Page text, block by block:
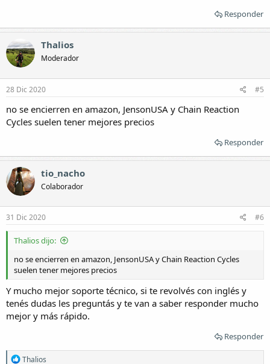
Responder
Thalios
Moderador
28 Dic 2020 #5
no se encierren en amazon, JensonUSA y Chain Reaction
Cycles suelen tener mejores precios
Responder
tio_nacho
Colaborador
31 Dic 2020 #6
Thalios dijo:
no se encierren en amazon, JensonUSA y Chain Reaction Cycles
suelen tener mejores precios
Y mucho mejor soporte técnico, si te revolvés con inglés y
tenés dudas les preguntás y te van a saber responder mucho
mejor y más rápido.
Responder
R
Thalios